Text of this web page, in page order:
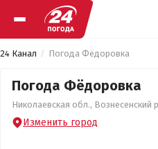
24 Канал Погода Фёдоровка
Погода Фёдоровка
Николаевская обл., Вознесенский
Изменить город